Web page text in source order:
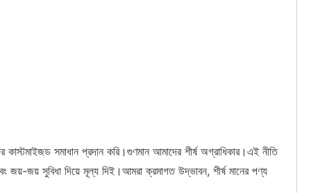
সমাধান প্রদান করি।গুণমান আমাদের শীর্ষ অগ্রাধিকার।এই নীতি
জয়-জয় সুবিধা দিয়ে মূল্য দিই।আমরা ক্রমাগত উদ্ভাবন, শীর্ষ মানের পণ্য